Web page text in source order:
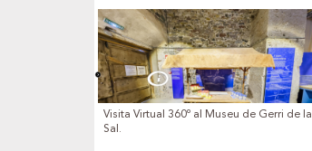
Visita Virtual 360º al Museu de Gerri de la
Sal.